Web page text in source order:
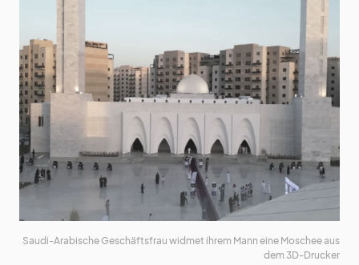
Saudi-Arabische Geschäftsfrau widmet ihrem Mann eine Moschee aus
dem 3D-Drucker